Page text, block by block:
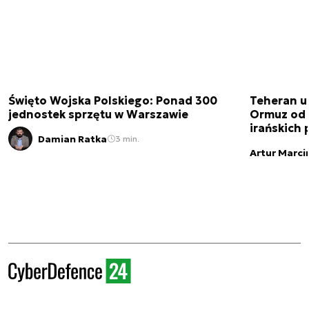
Święto Wojska Polskiego: Ponad 300
jednostek sprzętu w Warszawie
Damian Ratka 3 min.
Teheran
Ormuz
irańskich
Artur